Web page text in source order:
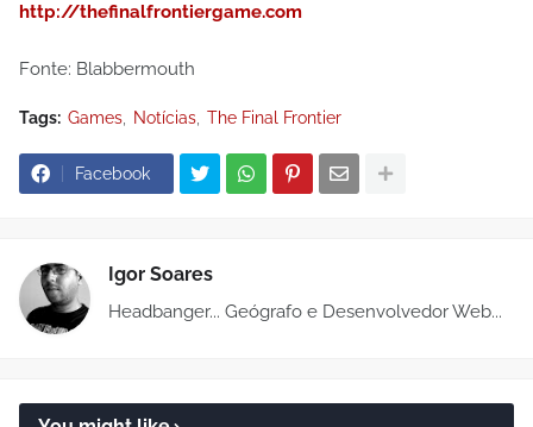
http://thefinalfrontiergame.com
Fonte: Blabbermouth
Tags: Games Notícias The Final Frontier
Facebook
Igor Soares
Headbanger... Geógrafo e Desenvolvedor Web...